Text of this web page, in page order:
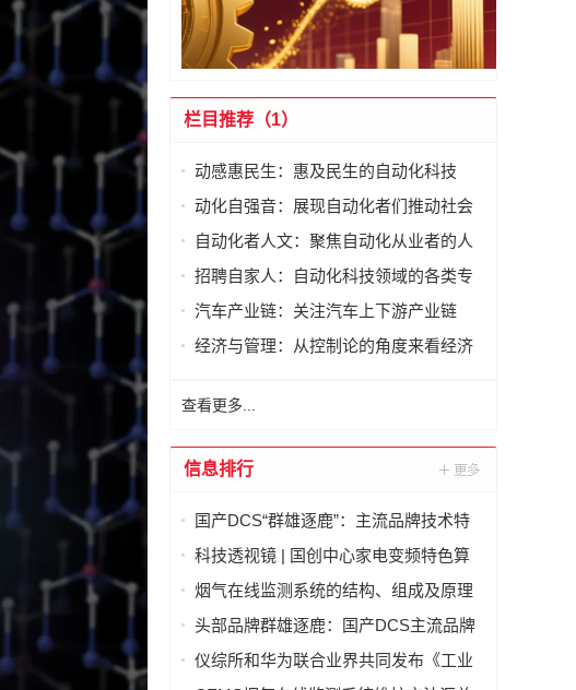
栏目推荐（1）
动感惠民生：惠及民生的自动化科技
动化自强音：展现自动化者们推动社会
进步发出的响亮声音
自动化者人文：聚焦自动化从业者的人
文思考
招聘自家人：自动化科技领域的各类专
家及人才需求资讯
汽车产业链：关注汽车上下游产业链
经济与管理：从控制论的角度来看经济
查看更多...
信息排行
国产DCS“群雄逐鹿”：主流品牌技术特
点与市场格局深度对比
科技透视镜 | 国创中心家电变频特色算
法：自适应变频控制算法
烟气在线监测系统的结构、组成及原理
头部品牌群雄逐鹿：国产DCS主流品牌
技术特点与市场格局深度对比
仪综所和华为联合业界共同发布《工业
光总线白皮书》——F5G全光工业总线